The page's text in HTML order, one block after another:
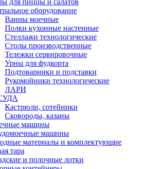
для пиццы и салатов
оборудование
Ванны моечные
Полки кухонные настенные
Стеллажи технологические
Столы производственные
Тележки сервировочные
Урны для фудкорта
Подтоварники и подставки
Рукомойники технологические
ЛАРИ
Кастрюли, сотейники
Сковороды, казаны
машины
машины
материалы и комплектующие
тара
и полочные лотки